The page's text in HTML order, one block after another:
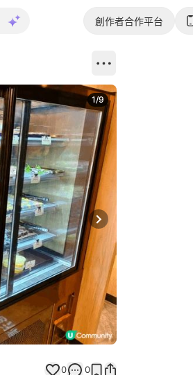
創作者合作平台
Next slide
1/9
0 0